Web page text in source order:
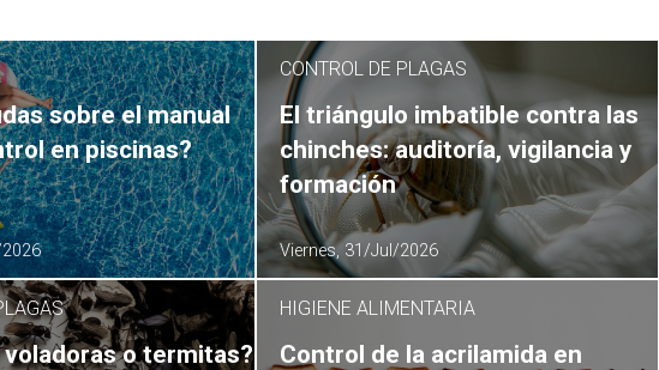
sobre el manual
en piscinas?
CONTROL DE PLAGAS
El triángulo imbatible contra las
chinches: auditoría, vigilancia y
formación
Viernes, 31/Jul/2026
o termitas?
HIGIENE ALIMENTARIA
Control de la acrilamida en